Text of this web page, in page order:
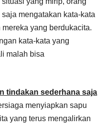
mengatakan kata-kata
yang berdukacita.
kata-kata yang
malah bisa
tindakan sederhana saja
menyiapkan sapu
yang terus mengalirkan